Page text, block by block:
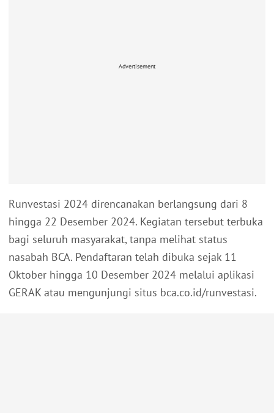
Advertisement
Runvestasi 2024 direncanakan berlangsung dari 8
hingga 22 Desember 2024. Kegiatan tersebut terbuka
bagi seluruh masyarakat, tanpa melihat status
nasabah BCA. Pendaftaran telah dibuka sejak 11
Oktober hingga 10 Desember 2024 melalui aplikasi
GERAK atau mengunjungi situs bca.co.id/runvestasi.